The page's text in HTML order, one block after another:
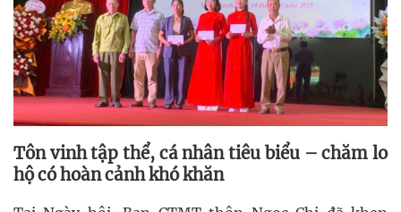
Tôn vinh tập thể, cá nhân tiêu biểu – chăm lo
hộ có hoàn cảnh khó khăn